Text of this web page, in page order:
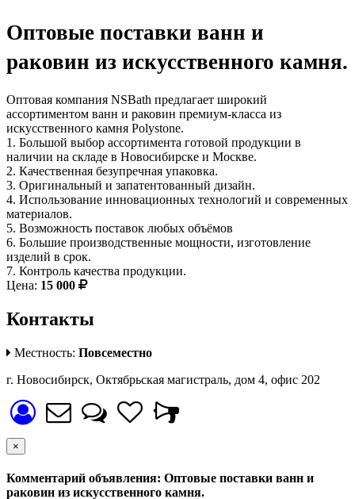
Оптовые поставки ванн и
раковин из искусственного камня.
Оптовая компания NSBath предлагает широкий
ассортиментом ванн и раковин премиум-класса из
искусственного камня Polystone.
1. Большой выбор ассортимента готовой продукции в
наличии на складе в Новосибирске и Москве.
2. Качественная безупречная упаковка.
3. Оригинальный и запатентованный дизайн.
4. Использование инновационных технологий и современных
материалов.
5. Возможность поставок любых объёмов
6. Большие производственные мощности, изготовление
изделий в срок.
7. Контроль качества продукции.
Цена: 15 000
Контакты
Местность: Повсеместно
г. Новосибирск, Октябрьская магистраль, дом 4, офис 202
×
Комментарий объявления: Оптовые поставки ванн и
раковин из искусственного камня.